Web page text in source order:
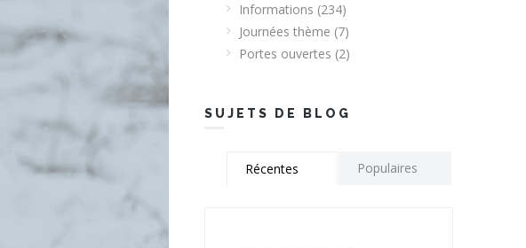
Informations (234)
Journées thème (7)
Portes ouvertes (2)
SUJETS DE BLOG
Récentes Populaires